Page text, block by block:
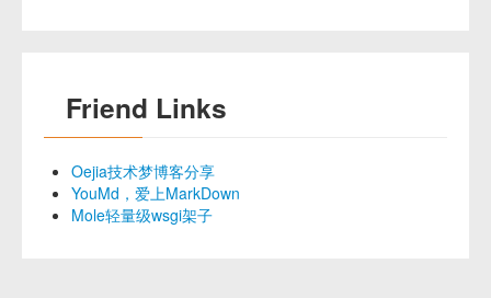
Friend Links
Oejia技术梦博客分享
YouMd，爱上MarkDown
Mole轻量级wsgi架子